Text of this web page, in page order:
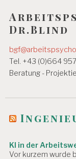
E
I
T
B
E
D
G
N
s
n
a
v
i
g
a
t
i
Dr.Blind
Tel. +43 (0)664
Beratung -
KI in der
Vor kurzem wurde